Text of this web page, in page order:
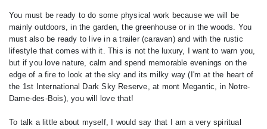
You must be ready to do some physical work because we will be
mainly outdoors, in the garden, the greenhouse or in the woods. You
must also be ready to live in a trailer (caravan) and with the rustic
lifestyle that comes with it. This is not the luxury, I want to warn you,
but if you love nature, calm and spend memorable evenings on the
edge of a fire to look at the sky and its milky way (I'm at the heart of
the 1st International Dark Sky Reserve, at mont Megantic, in Notre-
Dame-des-Bois), you will love that!
To talk a little about myself, I would say that I am a very spiritual